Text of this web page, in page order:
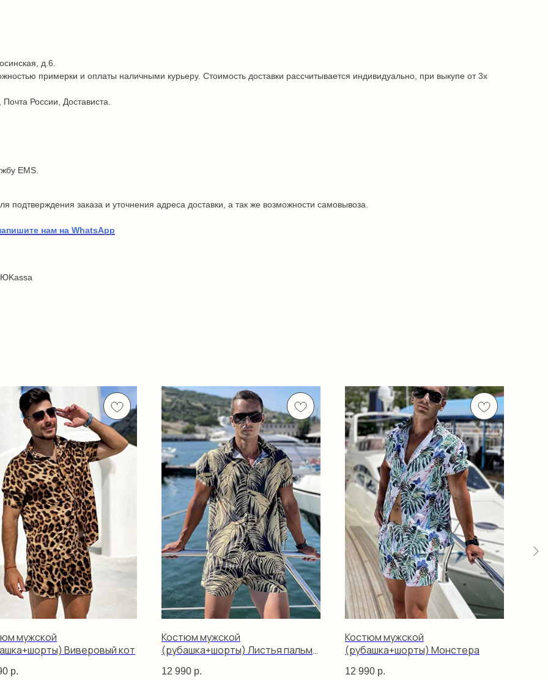
д.6.
примерки и оплаты наличными курьеру. Стоимость доставки рассчитывается индивидуально, при выкупе от 3х
России, Достависта.
EMS.
заказа и уточнения адреса доставки, а так же возможности самовывоза.
нам на WhatsApp
мужской
Виверовый кот
р.
Костюм мужской
(рубашка+шорты) Листья пальмы
12 990 р.
Костюм мужской
(рубашка+шорты) Монстера
12 990 р.